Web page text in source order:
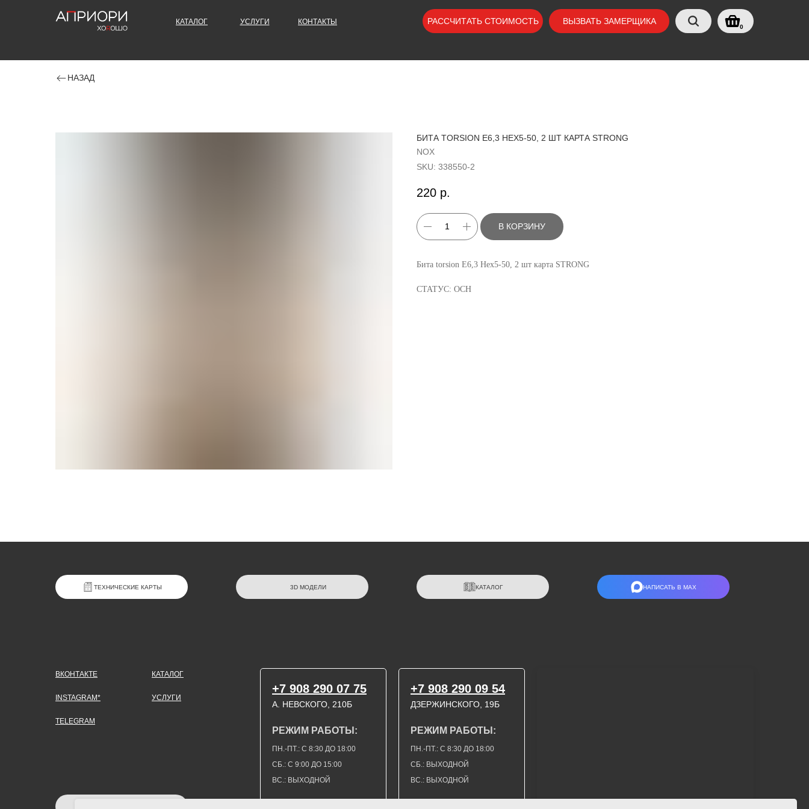
КОНТАКТЫ
УСЛУГИ
КАТАЛОГ ВЫЗВАТЬ ЗАМЕРЩИКА
РАССЧИТАТЬ СТОИМОСТЬ
0
НАЗАД
БИТА TORSION E6,3 HEX5-50, 2 ШТ КАРТА STRONG
NOX
SKU: 338550-2
220 р.
В КОРЗИНУ
Бита torsion E6,3 Hex5-50, 2 шт карта STRONG
СТАТУС: ОСН
НАПИСАТЬ В МАХ
КАТАЛОГ
3D МОДЕЛИ
ТЕХНИЧЕСКИЕ КАРТЫ
TELEGRAM
INSTAGRAM*
ВКОНТАКТЕ
ДЗЕРЖИНСКОГО, 19Б
ВС.: ВЫХОДНОЙ
СБ.: С 9:00 ДО 15:00
ПН.-ПТ.: С 8:30 ДО 18:00
А. НЕВСКОГО, 210Б
УСЛУГИ
+7 908 290 09 54
РЕЖИМ РАБОТЫ:
ВС.: ВЫХОДНОЙ
СБ.: ВЫХОДНОЙ
ПН.-ПТ.: С 8:30 ДО 18:00
РЕЖИМ РАБОТЫ:
+7 908 290 07 75
КАТАЛОГ